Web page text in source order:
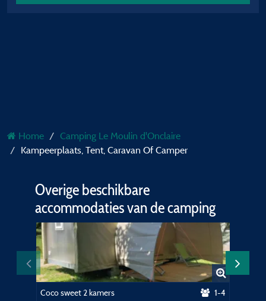
Home
Camping Le Moulin d'Onclaire
Kampeerplaats, Tent, Caravan Of Camper
Overige beschikbare
accommodaties van de camping
Coco sweet 2 kamers 1-4